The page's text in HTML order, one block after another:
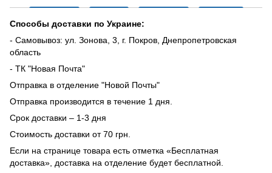
Способы доставки по Украине:
- Самовывоз: ул. Зонова, 3, г. Покров, Днепропетровская
область
- ТК "Новая Почта"
Отправка в отделение "Новой Почты"
Отправка производится в течение 1 дня.
Срок доставки – 1-3 дня
Стоимость доставки от 70 грн.
Если на странице товара есть отметка «Бесплатная
доставка», доставка на отделение будет бесплатной.